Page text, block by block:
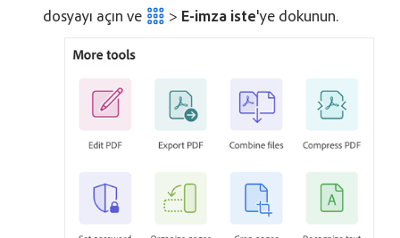
dosyayı açın ve
> E-imza iste'ye dokunun.